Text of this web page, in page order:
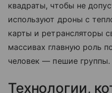
квадраты, чтобы не
используют дроны с
карты и ретрансляторы
массивах главную роль
человек — пешие группы.
Технологии,